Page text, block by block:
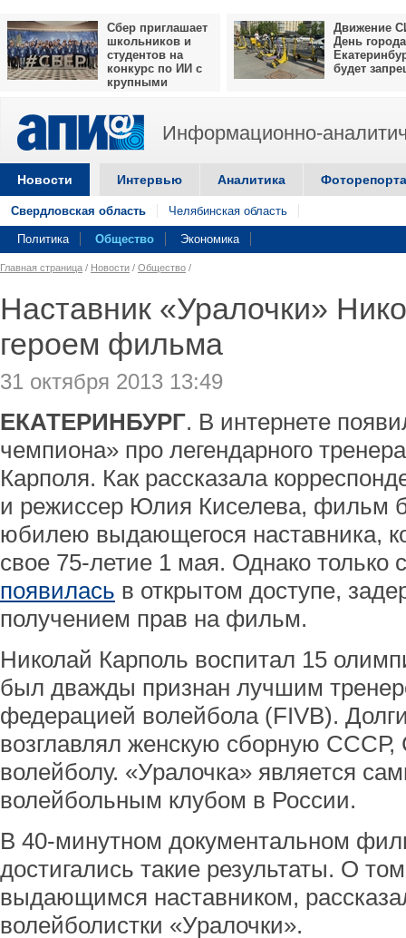
Сбер приглашает
школьников и
студентов на
конкурс по ИИ с
крупными
Движение
День города
будет
Информационно-
Новости Интервью Аналитика
Свердловская область Челябинская область
Политика Общество Экономика
Главная страница / Новости / Общество /
Наставник «Уралочки»
героем фильма
31 октября 2013 13:49
ЕКАТЕРИНБУРГ. В интернете
чемпиона» про легендарного
Карполя. Как рассказала
и режиссер Юлия Киселева, фильм
юбилею выдающегося наставника,
свое 75-летие 1 мая. Однако только
появилась в открытом доступе,
получением прав на фильм.
Николай Карполь воспитал 15
был дважды признан лучшим
федерацией волейбола (FIVB).
возглавлял женскую сборную
волейболу. «Уралочка» является
волейбольным клубом в России.
В 40-минутном документальном
достигались такие результаты. О
выдающимся наставником,
волейболистки «Уралочки».